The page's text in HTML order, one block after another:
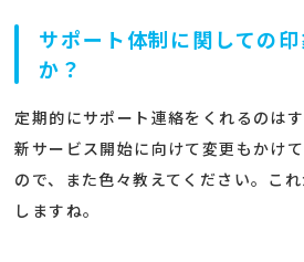
サポート体制に関しての
か？
定期的にサポート連絡をくれるのはす
新サービス開始に向けて変更もかけ
ので、また色々教えてください。こ
しますね。